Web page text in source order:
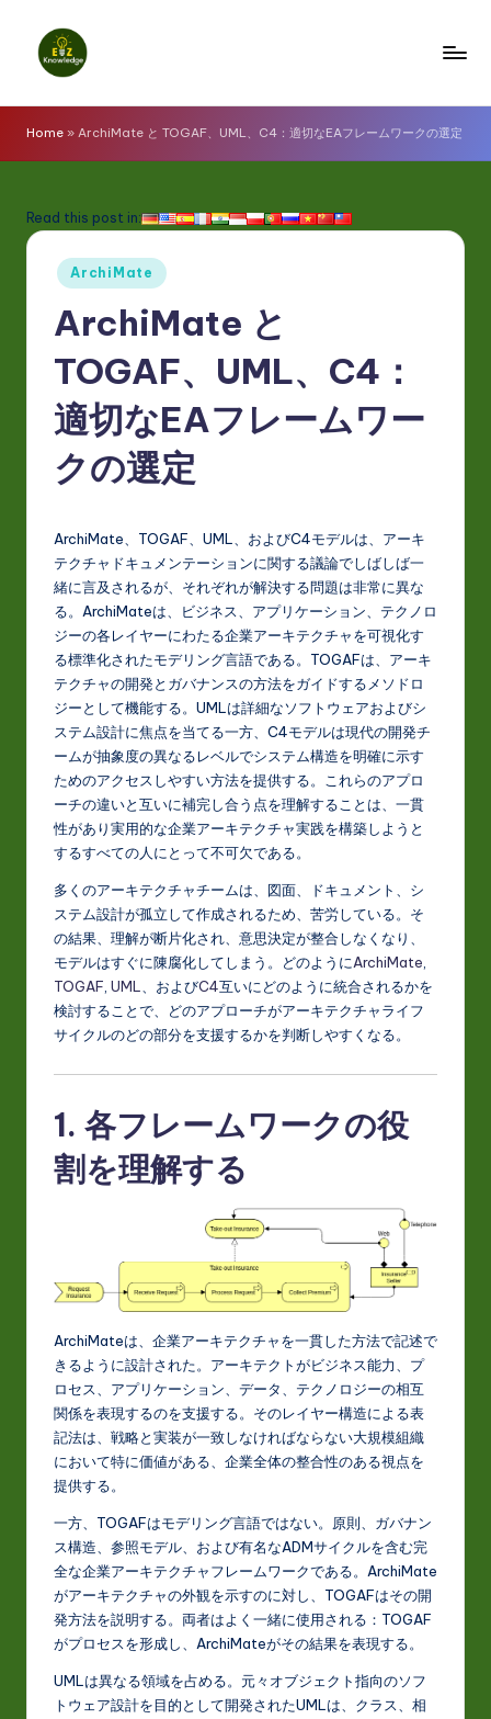
z
K
o
w
L
in
A
S
w
In
ti
o
Home » ArchiMate と TOGAF、UML、C4：適切なEAフレームワークの選定
Read this post in:
Posted
in
ArchiMate
ArchiMate と
TOGAF、UML、C4：
適切なEAフレームワー
クの選定
ArchiMate、TOGAF、UML、およびC4モデルは、アーキ
テクチャドキュメンテーションに関する議論でしばしば一
緒に言及されるが、それぞれが解決する問題は非常に異な
る。ArchiMateは、ビジネス、アプリケーション、テクノロ
ジーの各レイヤーにわたる企業アーキテクチャを可視化す
る標準化されたモデリング言語である。TOGAFは、アーキ
テクチャの開発とガバナンスの方法をガイドするメソドロ
ジーとして機能する。UMLは詳細なソフトウェアおよびシ
ステム設計に焦点を当てる一方、C4モデルは現代の開発チ
ームが抽象度の異なるレベルでシステム構造を明確に示す
ためのアクセスしやすい方法を提供する。これらのアプロ
ーチの違いと互いに補完し合う点を理解することは、一貫
性があり実用的な企業アーキテクチャ実践を構築しようと
するすべての人にとって不可欠である。
多くのアーキテクチャチームは、図面、ドキュメント、シ
ステム設計が孤立して作成されるため、苦労している。そ
の結果、理解が断片化され、意思決定が整合しなくなり、
モデルはすぐに陳腐化してしまう。どのようにArchiMate
TOGAF UML 、およびC4互いにどのように統合されるかを
検討することで、どのアプローチがアーキテクチャライフ
サイクルのどの部分を支援するかを判断しやすくなる。
1. 各フレームワークの役
割を理解する
ArchiMateは、企業アーキテクチャを一貫した方法で記述で
きるように設計された。アーキテクトがビジネス能力、プ
ロセス、アプリケーション、データ、テクノロジーの相互
関係を表現するのを支援する。そのレイヤー構造による表
記法は、戦略と実装が一致しなければならない大規模組織
において特に価値がある、企業全体の整合性のある視点を
提供する。
一方、TOGAFはモデリング言語ではない。原則、ガバナン
ス構造、参照モデル、および有名なADMサイクルを含む完
全な企業アーキテクチャフレームワークである。ArchiMate
がアーキテクチャの外観を示すのに対し、TOGAFはその開
発方法を説明する。両者はよく一緒に使用される：TOGAF
がプロセスを形成し、ArchiMateがその結果を表現する。
UMLは異なる領域を占める。元々オブジェクト指向のソフ
トウェア設計を目的として開発されたUMLは、クラス、相